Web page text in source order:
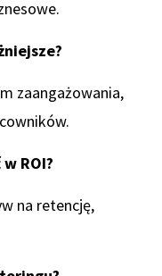
zaangażowania,
ROI?
na retencję,